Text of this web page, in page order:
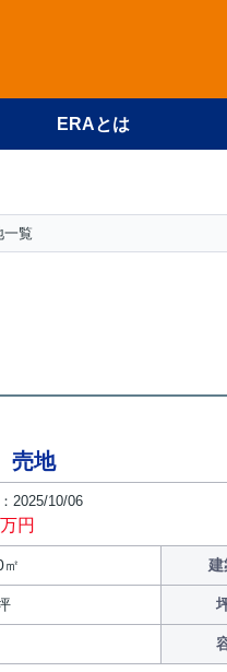
ERAとは
一覧
売地
2025/10/06
万円
建